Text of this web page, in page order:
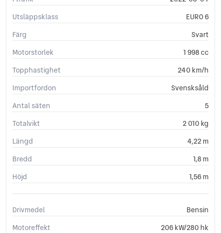
Utsläppsklass
EURO 6
Färg
Svart
Motorstorlek
1 998 cc
Topphastighet
240 km/h
Importfordon
Svensksåld
Antal säten
5
Totalvikt
2 010 kg
Längd
4,22 m
Bredd
1,8 m
Höjd
1,56 m
Drivmedel
Bensin
Motoreffekt
206 kW/280 hk